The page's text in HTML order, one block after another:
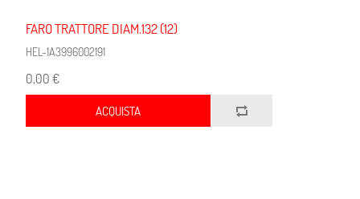
FARO TRATTORE DIAM.132 (12)
HEL-1A3996002191
0,00 €
ACQUISTA